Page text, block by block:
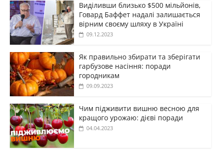
Виділивши близько $500 мільйонів,
Говард Баффет надалі залишається
вірним своєму шляху в Україні
09.12.2023
Як правильно збирати та зберігати
гарбузове насіння: поради
городникам
09.09.2023
Чим підживити вишню весною для
кращого урожаю: дієві поради
04.04.2023